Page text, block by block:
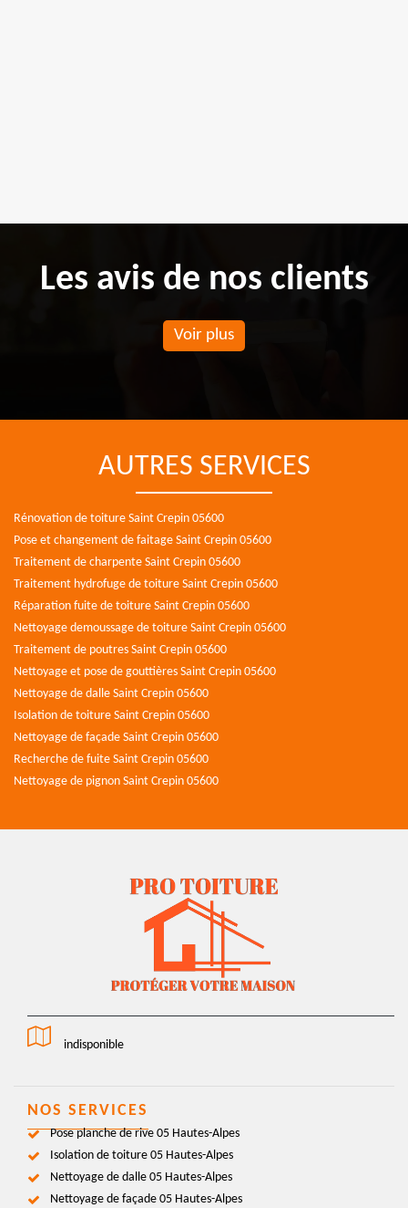
Les avis de nos clients
Voir plus
AUTRES SERVICES
Rénovation de toiture Saint Crepin 05600
Pose et changement de faitage Saint Crepin 05600
Traitement de charpente Saint Crepin 05600
Traitement hydrofuge de toiture Saint Crepin 05600
Réparation fuite de toiture Saint Crepin 05600
Nettoyage demoussage de toiture Saint Crepin 05600
Traitement de poutres Saint Crepin 05600
Nettoyage et pose de gouttières Saint Crepin 05600
Nettoyage de dalle Saint Crepin 05600
Isolation de toiture Saint Crepin 05600
Nettoyage de façade Saint Crepin 05600
Recherche de fuite Saint Crepin 05600
Nettoyage de pignon Saint Crepin 05600
indisponible
NOS SERVICES
Pose planche de rive 05 Hautes-Alpes
Isolation de toiture 05 Hautes-Alpes
Nettoyage de dalle 05 Hautes-Alpes
Nettoyage de façade 05 Hautes-Alpes